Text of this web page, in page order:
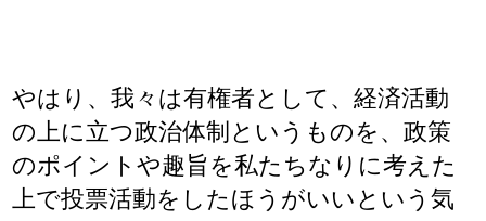
やはり、我々は有権者として、経済活動
の上に立つ政治体制というものを、政策
のポイントや趣旨を私たちなりに考えた
上で投票活動をしたほうがいいという気